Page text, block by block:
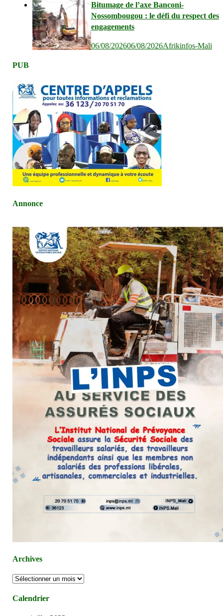
Bitumage de l’axe Banconi-
Nossombougou : le défi du respect des
engagements
06/08/202606/08/2026Afrikinfos-Mali
PUB
Annonce
Archives
Archives
Calendrier